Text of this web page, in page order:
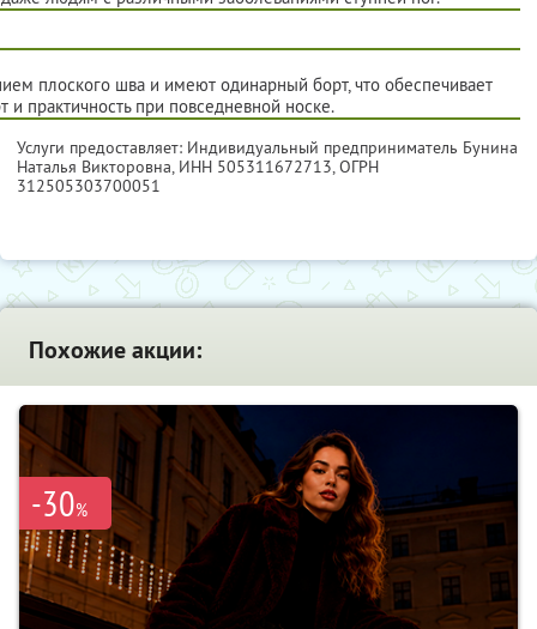
плоского шва и имеют одинарный борт, что обеспечивает
и практичность при повседневной носке.
Услуги предоставляет: Индивидуальный предприниматель Бунина
Наталья Викторовна, ИНН 505311672713, ОГРН
312505303700051
Похожие акции:
-30%